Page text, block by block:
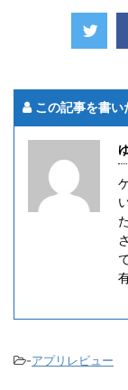
この記事を書い
-アプリレビュー